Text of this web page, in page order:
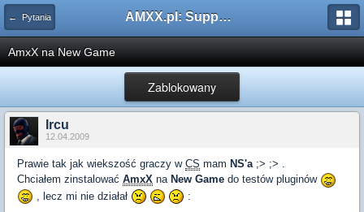
← Pytania AMXX.pl: Support AMX Mod X i SourceMod
AmxX na New Game
Zablokowany
Ircu
12.04.2009
Prawie tak jak wiekszość graczy w CS mam NS'a;> ;> .
Chciałem zinstalować AmxX na New Game do testów pluginów
, lecz mi nie działał
: